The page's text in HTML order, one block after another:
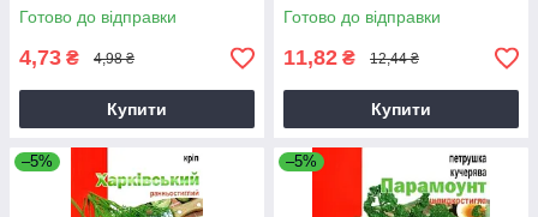
Готово до відправки
4,73 ₴ 4,98 ₴
Купити
Готово до відправки
11,82 ₴ 12,44 ₴
Купити
–5% –5%